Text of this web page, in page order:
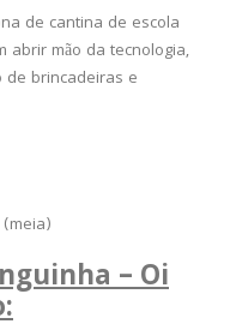
de cantina de escola
abrir mão da tecnologia,
de brincadeiras e
– Oi